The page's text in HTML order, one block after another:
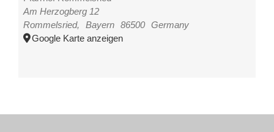
Am Herzogberg 12
Rommelsried, Bayern 86500
Germany
Google Karte anzeigen